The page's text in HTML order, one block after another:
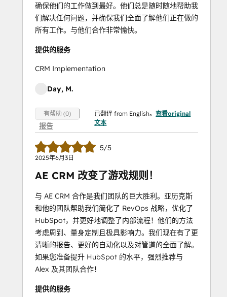
确保他们的工作做到最好。他们总是随时随地帮助我
们解决任何问题，并确保我们全面了解他们正在做的
所有工作。与他们合作非常愉快。
提供的服务
CRM Implementation
Day, M.
有帮助 (0)
报告
已翻译 from English。查看original
文本
5/5
2025年6月3日
AE CRM 改变了游戏规则！
与 AE CRM 合作是我们团队的巨大胜利。亚历克斯
和他的团队帮助我们简化了 RevOps 战略，优化了
HubSpot，并更好地调整了内部流程！他们的方法
考虑周到、量身定制且极具影响力。我们现在有了更
清晰的报告、更好的自动化以及对管道的全面了解。
如果您准备提升 HubSpot 的水平，强烈推荐与
Alex 及其团队合作！
提供的服务